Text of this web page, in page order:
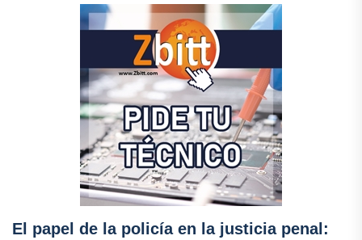
El papel de la policía en la justicia penal: